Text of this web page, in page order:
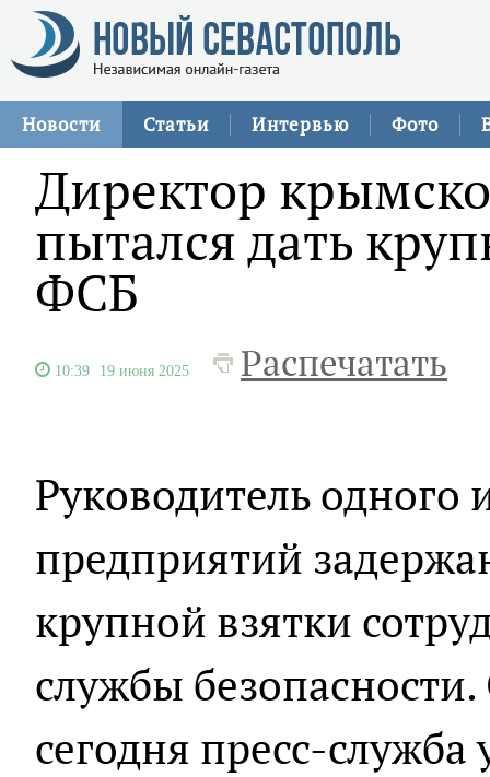
Новости Статьи Интервью Фото
Директор
пытался дать
ФСБ
10:39 19 июня 2025 Распечатать
Руководитель одного
предприятий
крупной взятки
службы
сегодня пресс-